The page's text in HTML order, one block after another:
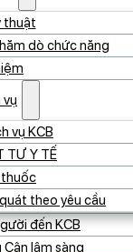
thuật
dò chức năng
vụ
vụ KCB
TƯ Y TẾ
thuốc
theo yêu cầu
đến KCB
Cận lâm sàng